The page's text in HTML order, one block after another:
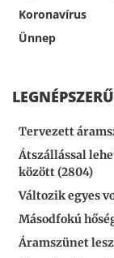
Koronavírus
Ünnep
Tervezett
Átszállással
között (2804)
Változik egyes
Másodfokú
Áramszünet